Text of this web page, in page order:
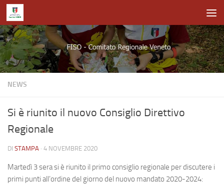
Salta al contenuto
NEWS
Si è riunito il nuovo Consiglio Direttivo
Regionale
DI STAMPA · 4 NOVEMBRE 2020
Martedì 3 sera si è riunito il primo consiglio regionale per discutere i
primi punti all’ordine del giorno del nuovo mandato 2020-2024: